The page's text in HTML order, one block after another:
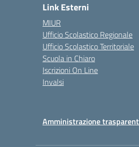
Link Esterni
MIUR
Ufficio Scolastico Regionale
Ufficio Scolastico Territoriale
Scuola in Chiaro
Iscrizioni On Line
Invalsi
Amministrazione